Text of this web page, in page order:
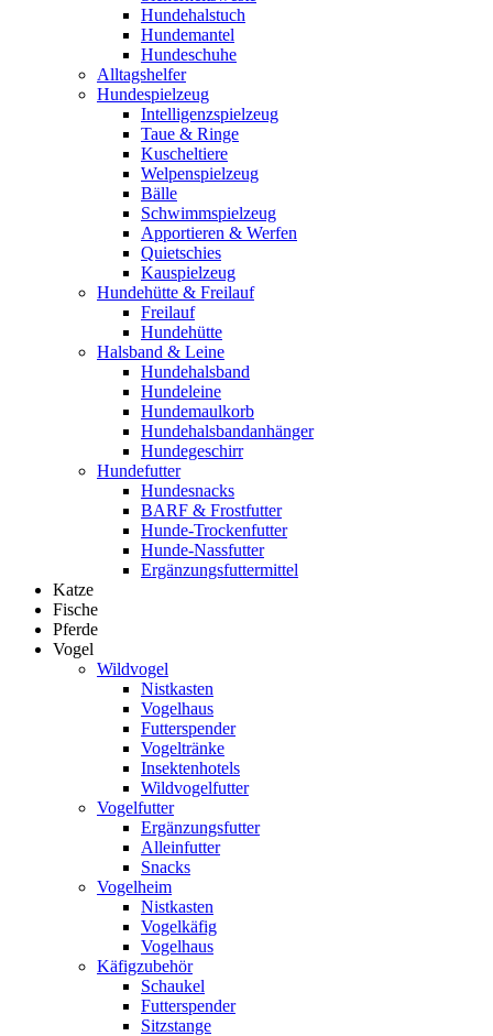
Hundehalstuch
Hundemantel
Hundeschuhe
Alltagshelfer
Hundespielzeug
Intelligenzspielzeug
Taue & Ringe
Kuscheltiere
Welpenspielzeug
Bälle
Schwimmspielzeug
Apportieren & Werfen
Quietschies
Kauspielzeug
Hundehütte & Freilauf
Freilauf
Hundehütte
Halsband & Leine
Hundehalsband
Hundeleine
Hundemaulkorb
Hundehalsbandanhänger
Hundegeschirr
Hundefutter
Hundesnacks
BARF & Frostfutter
Hunde-Trockenfutter
Hunde-Nassfutter
Ergänzungsfuttermittel
Katze
Fische
Pferde
Vogel
Wildvogel
Nistkasten
Vogelhaus
Futterspender
Vogeltränke
Insektenhotels
Wildvogelfutter
Vogelfutter
Ergänzungsfutter
Alleinfutter
Snacks
Vogelheim
Nistkasten
Vogelkäfig
Vogelhaus
Käfigzubehör
Schaukel
Futterspender
Sitzstange